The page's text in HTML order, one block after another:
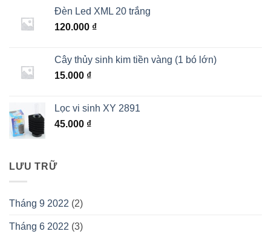
Đèn Led XML 20 trắng
120.000 ₫
Cây thủy sinh kim tiền vàng (1 bó lớn)
15.000 ₫
Lọc vi sinh XY 2891
45.000 ₫
LƯU TRỮ
Tháng 9 2022 (2)
Tháng 6 2022 (3)